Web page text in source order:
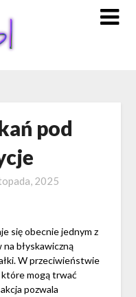
pod
2025
się obecnie jednym z
błyskawiczną
W przeciwieństwie
mogą trwać
pozwala